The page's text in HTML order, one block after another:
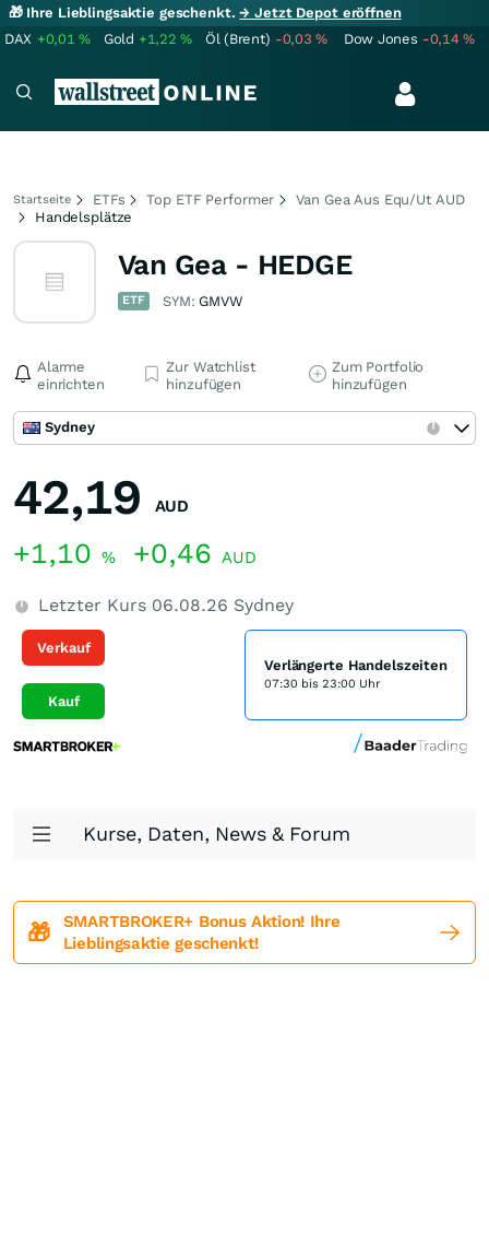
🎁 Ihre Lieblingsaktie geschenkt.→ Jetzt Depot eröffnen
DAX +0,01% Gold +1,22% Öl (Brent) -0,03% Dow Jones -0,14%
Startseite ETFs Top ETF Performer
Van Gea Aus Equ/Ut AUD
Handelsplätze
Van Gea - HEDGE
ETF SYM: GMVW
Alarme
einrichten
Zur Watchlist
hinzufügen
Zum Portfolio
hinzufügen
Sydney
42,19 AUD
+1,10 % +0,46 AUD
Letzter Kurs 06.08.26 Sydney
Verkauf
Kauf
Verlängerte Handelszeiten
07:30 bis 23:00 Uhr
Kurse, Daten, News & Forum
🎁
SMARTBROKER+ Bonus Aktion! Ihre
Lieblingsaktie geschenkt!